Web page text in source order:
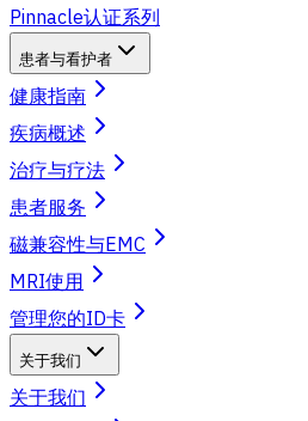
Pinnacle认证系列
患者与看护者
健康指南
疾病概述
治疗与疗法
患者服务
磁兼容性与EMC
MRI使用
管理您的ID卡
关于我们
关于我们